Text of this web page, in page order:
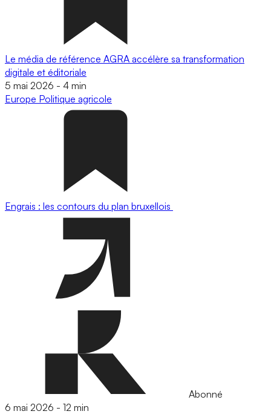
Le média de référence AGRA accélère sa transformation
digitale et éditoriale
5 mai 2026 - 4 min
Europe Politique agricole
Engrais : les contours du plan bruxellois
Abonné
6 mai 2026 - 12 min